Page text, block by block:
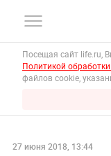
Посещая сайт life.ru,
Политикой
файлов cookie,
27 июня 2018, 13:44